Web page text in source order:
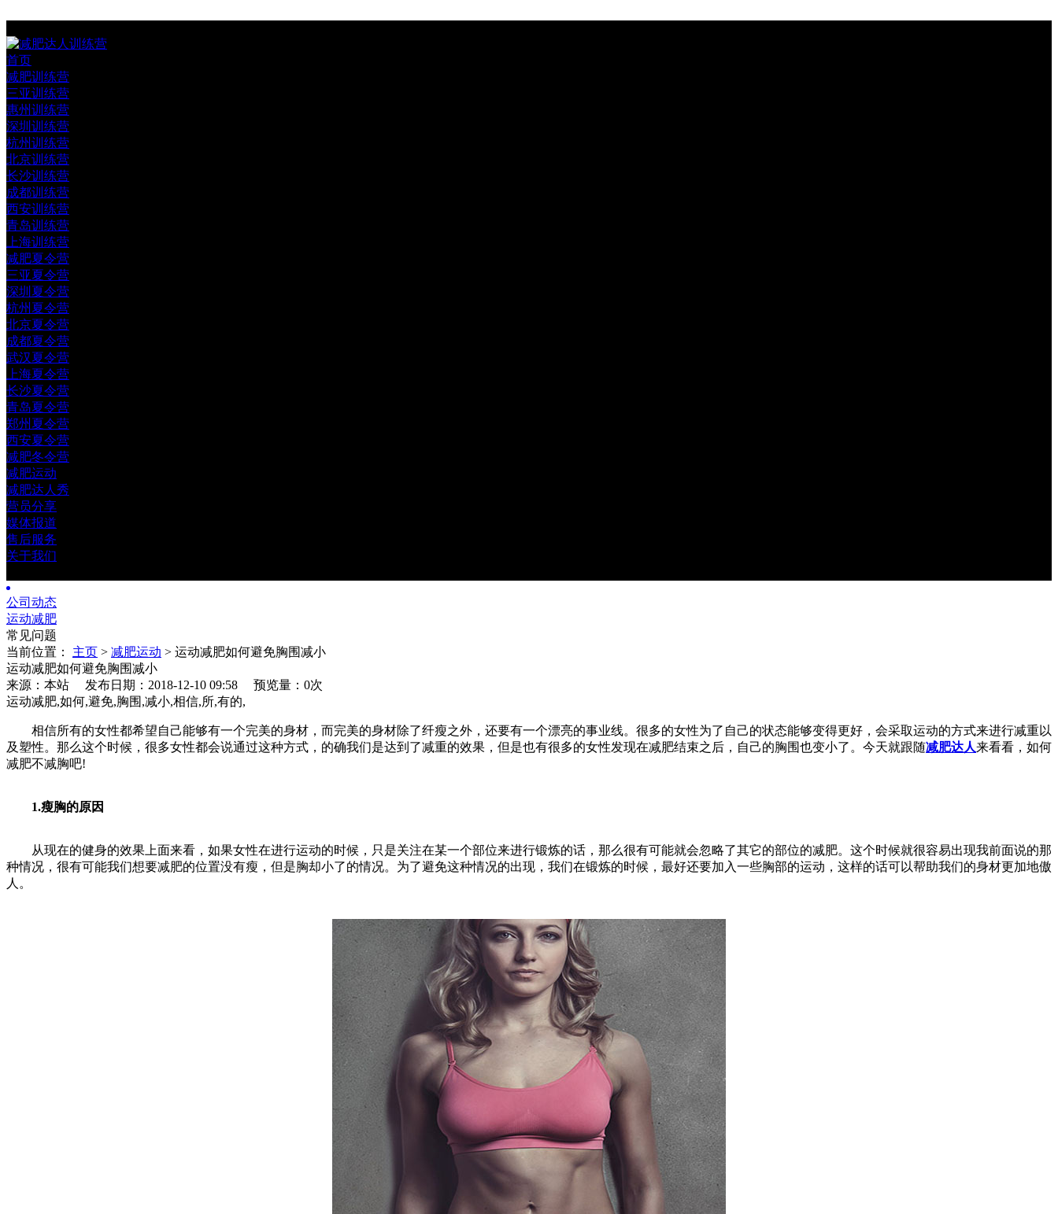
首页
减肥训练营
三亚训练营
惠州训练营
深圳训练营
杭州训练营
北京训练营
长沙训练营
成都训练营
西安训练营
青岛训练营
上海训练营
减肥夏令营
三亚夏令营
深圳夏令营
杭州夏令营
北京夏令营
成都夏令营
武汉夏令营
上海夏令营
长沙夏令营
青岛夏令营
郑州夏令营
西安夏令营
减肥冬令营
减肥运动
减肥达人秀
营员分享
媒体报道
售后服务
关于我们
公司动态
运动减肥
常见问题
当前位置： 主页 > 减肥运动 > 运动减肥如何避免胸围减小
运动减肥如何避免胸围减小
来源：本站 发布日期：2018-12-10 09:58
预览量：0次
运动减肥,如何,避免,胸围,减小,相信,所,有的,
相信所有的女性都希望自己能够有一个完美的身材，而完美的身材除了纤瘦之外，还要有一个漂亮的事业线。很多的女性为了自己的状态能够变得更好，会采取运动的方式来进行减重以
及塑性。那么这个时候，很多女性都会说通过这种方式，的确我们是达到了减重的效果，但是也有很多的女性发现在减肥结束之后，自己的胸围也变小了。今天就跟随减肥达人来看看，如何
减肥不减胸吧!
1.瘦胸的原因
从现在的健身的效果上面来看，如果女性在进行运动的时候，只是关注在某一个部位来进行锻炼的话，那么很有可能就会忽略了其它的部位的减肥。这个时候就很容易出现我前面说的那
种情况，很有可能我们想要减肥的位置没有瘦，但是胸却小了的情况。为了避免这种情况的出现，我们在锻炼的时候，最好还要加入一些胸部的运动，这样的话可以帮助我们的身材更加地傲
人。